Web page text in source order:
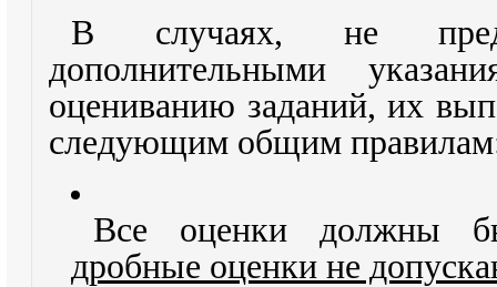
В случаях, не
дополнительными
оцениванию заданий, их
следующим общим
Все оценки должны
дробные оценки не